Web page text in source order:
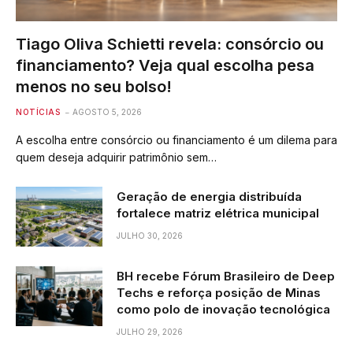
Tiago Oliva Schietti revela: consórcio ou
financiamento? Veja qual escolha pesa
menos no seu bolso!
NOTÍCIAS AGOSTO 5, 2026
A escolha entre consórcio ou financiamento é um dilema para
quem deseja adquirir patrimônio sem…
Geração de energia distribuída
fortalece matriz elétrica municipal
JULHO 30, 2026
BH recebe Fórum Brasileiro de Deep
Techs e reforça posição de Minas
como polo de inovação tecnológica
JULHO 29, 2026